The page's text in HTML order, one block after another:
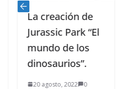
La creación de
Jurassic Park “El
mundo de los
dinosaurios”.
20 agosto, 2022 0